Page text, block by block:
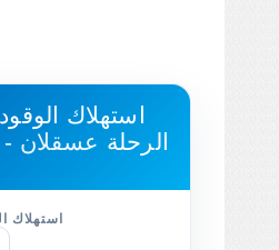
استهلاك
الرحلة عسقلان -
استهلاك